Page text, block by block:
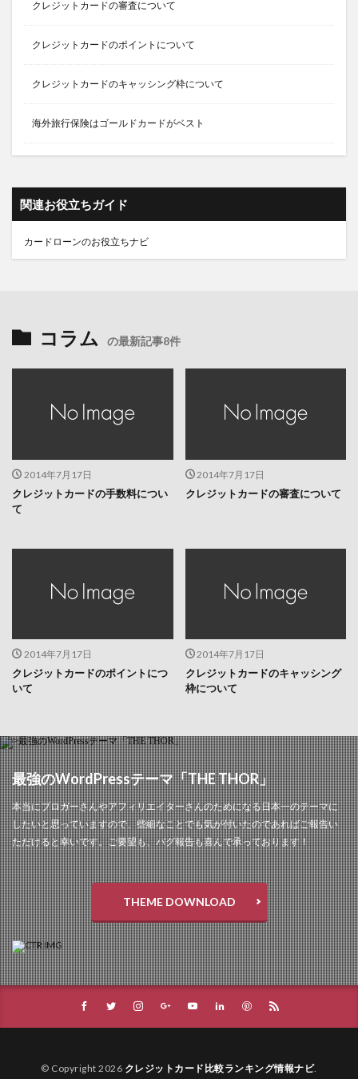
クレジットカードの審査について
クレジットカードのポイントについて
クレジットカードのキャッシング枠について
海外旅行保険はゴールドカードがベスト
関連お役立ちガイド
カードローンのお役立ちナビ
コラム の最新記事8件
2014年7月17日
クレジットカードの手数料につい
て
2014年7月17日
クレジットカードの審査について
2014年7月17日
クレジットカードのポイントにつ
いて
2014年7月17日
クレジットカードのキャッシング
枠について
最強のWordPressテーマ「THE THOR」
本当にブロガーさんやアフィリエイターさんのためになる日本一のテーマに
したいと思っていますので、些細なことでも気が付いたのであればご報告い
ただけると幸いです。ご要望も、バグ報告も喜んで承っております！
THEME DOWNLOAD
© Copyright 2026 クレジットカード比較ランキング情報ナビ.